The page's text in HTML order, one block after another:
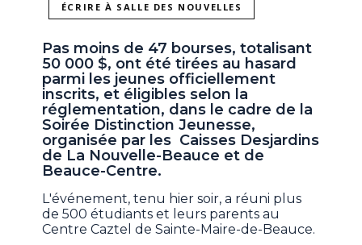
ÉCRIRE À SALLE DES NOUVELLES
Pas moins de 47 bourses, totalisant
50 000 $, ont été tirées au hasard
parmi les jeunes officiellement
inscrits, et éligibles selon la
réglementation, dans le cadre de la
Soirée Distinction Jeunesse,
organisée par les Caisses Desjardins
de La Nouvelle-Beauce et de
Beauce-Centre.
L'événement, tenu hier soir, a réuni plus
de 500 étudiants et leurs parents au
Centre Caztel de Sainte-Maire-de-Beauce.